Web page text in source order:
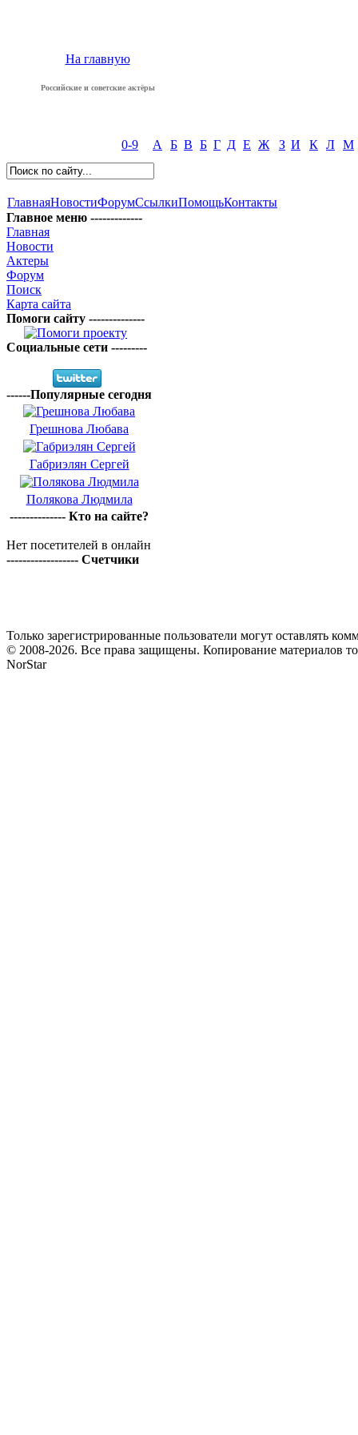
На главную
Российские и советские актёры
0-9 А Б В Б Г Д Е Ж З И К Л М
ГлавнаяНовостиФорумСсылкиПомощьКонтакты
Главное меню -------------
Главная
Новости
Актеры
Форум
Поиск
Карта сайта
Помоги сайту --------------
Социальные сети ---------
------Популярные сегодня
Грешнова Любава
Габриэлян Сергей
Полякова Людмила
-------------- Кто на сайте?
Нет посетителей в онлайн
------------------ Счетчики
Только зарегистрированные пользователи могут оставлять
© 2008-2026. Все права защищены. Копирование материалов
NorStar